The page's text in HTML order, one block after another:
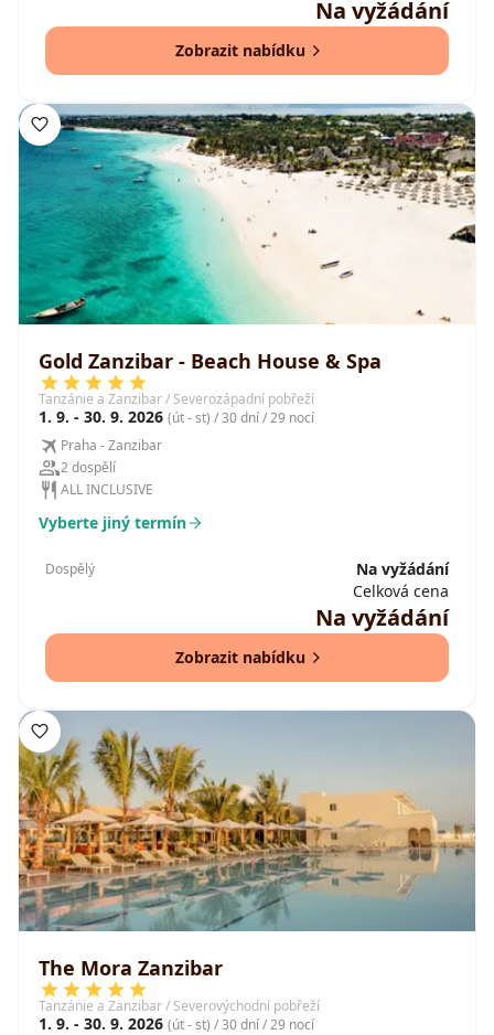
Na vyžádání
Zobrazit nabídku
Gold Zanzibar - Beach House & Spa
Tanzánie a Zanzibar / Severozápadní pobřeží
1. 9. - 30. 9. 2026 (út - st) / 30 dní / 29 nocí
Praha - Zanzibar
2 dospělí
ALL INCLUSIVE
Vyberte jiný termín
Dospělý
Na vyžádání
Celková cena
Na vyžádání
Zobrazit nabídku
The Mora Zanzibar
Tanzánie a Zanzibar / Severovýchodní pobřeží
1. 9. - 30. 9. 2026 (út - st) / 30 dní / 29 nocí